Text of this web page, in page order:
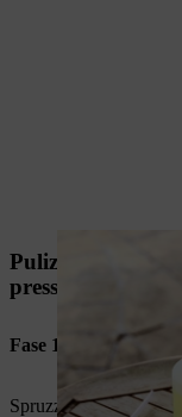
Pulizia della
pressione
Fase 1: prelavaggio
Spruzzare la facciata